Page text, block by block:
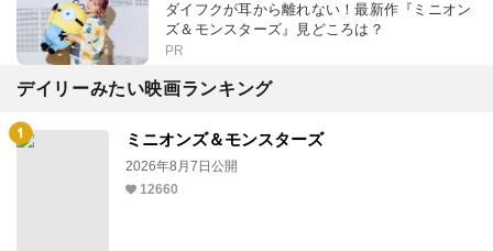
ダイフクが耳から離れない！最新作『ミニオン
ズ＆モンスターズ』見どころは？
PR
デイリーみたい映画ランキング
ミニオンズ＆モンスターズ
2026年8月7日公開
12660